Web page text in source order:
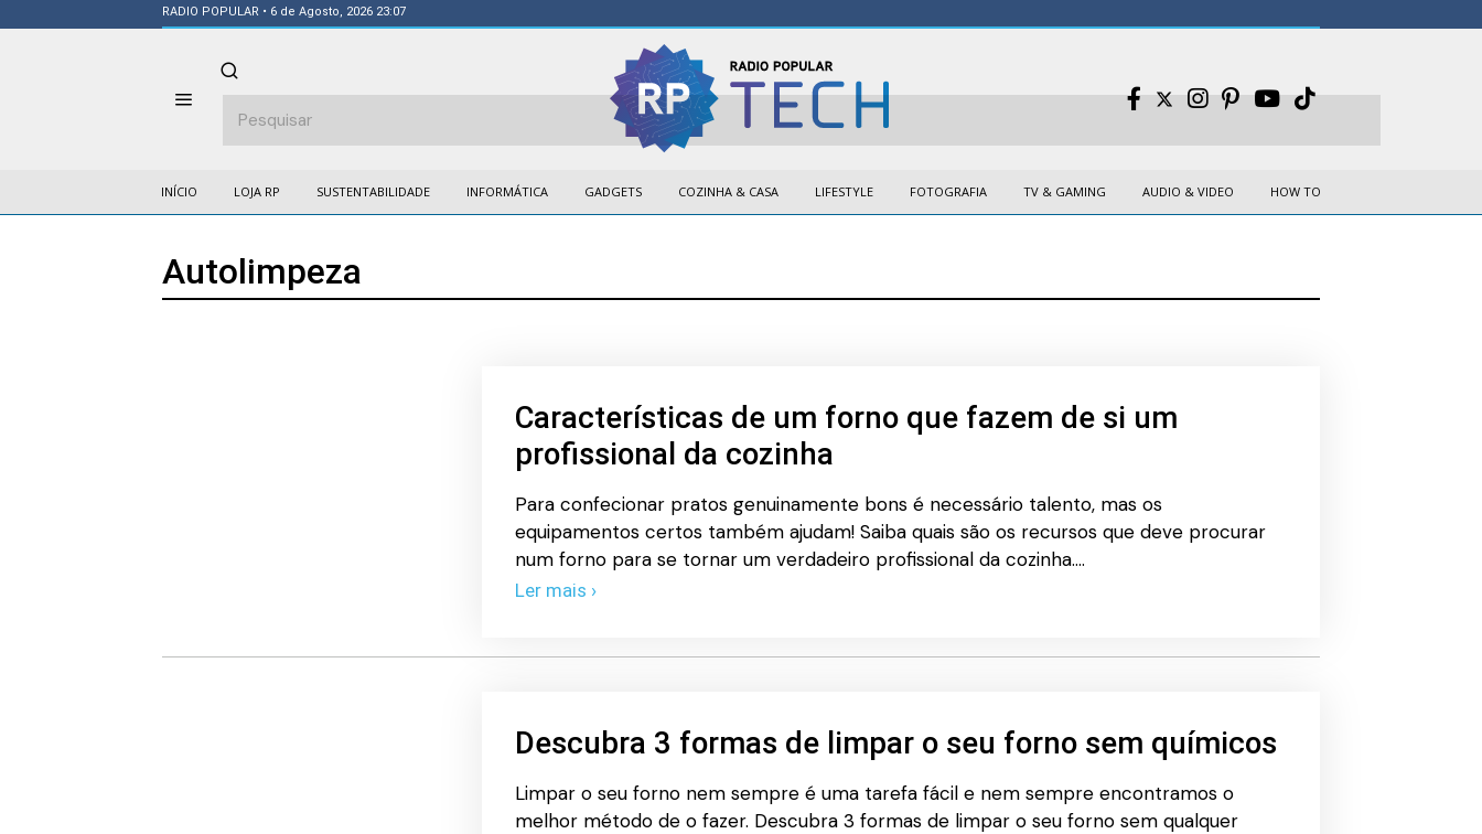
RADIO POPULAR • 6 de Agosto, 2026 23:07
INÍCIO LOJA RP SUSTENTABILIDADE INFORMÁTICA GADGETS COZINHA & CASA LIFESTYLE FOTOGRAFIA TV & GAMING AUDIO & VIDEO HOW TO
Autolimpeza
Características de um forno que fazem de si um
profissional da cozinha
Para confecionar pratos genuinamente bons é necessário talento, mas os
equipamentos certos também ajudam! Saiba quais são os recursos que deve procurar
num forno para se tornar um verdadeiro profissional da cozinha.…
Ler mais ›
Descubra 3 formas de limpar o seu forno sem químicos
Limpar o seu forno nem sempre é uma tarefa fácil e nem sempre encontramos o
melhor método de o fazer. Descubra 3 formas de limpar o seu forno sem qualquer